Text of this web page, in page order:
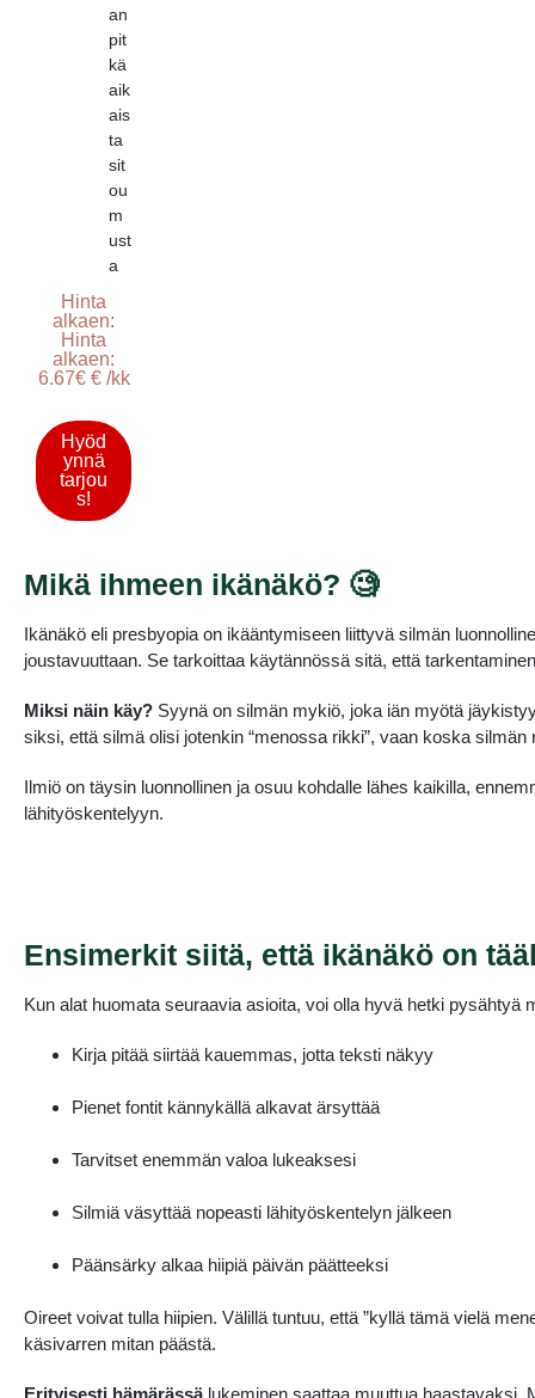
an
pit
kä
aik
ais
ta
sit
ou
m
ust
a
Hinta
alkaen:
Hinta
alkaen:
6.67€ € /kk
Hyöd
ynnä
tarjou
s!
Mikä ihmeen ikänäkö? 🧐
Ikänäkö eli presbyopia on ikääntymiseen liittyvä silmän
joustavuuttaan. Se tarkoittaa käytännössä sitä, että
Miksi näin käy? Syynä on silmän mykiö, joka iän myötä
siksi, että silmä olisi jotenkin “menossa rikki”, vaan koska silmän
Ilmiö on täysin luonnollinen ja osuu kohdalle lähes kaikilla,
lähityöskentelyyn.
Ensimerkit siitä, että ikänäkö on
Kun alat huomata seuraavia asioita, voi olla hyvä hetki pysähtyä
Kirja pitää siirtää kauemmas, jotta teksti näkyy
Pienet fontit kännykällä alkavat ärsyttää
Tarvitset enemmän valoa lukeaksesi
Silmiä väsyttää nopeasti lähityöskentelyn jälkeen
Päänsärky alkaa hiipiä päivän päätteeksi
Oireet voivat tulla hiipien. Välillä tuntuu, että ”kyllä tämä vielä
käsivarren mitan päästä.
Erityisesti hämärässä lukeminen saattaa muuttua haastavaksi.